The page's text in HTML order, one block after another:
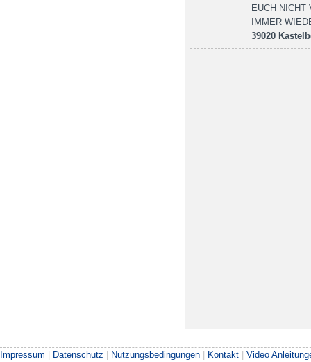
EUCH NICHT
IMMER
39020
Impressum | Datenschutz | Nutzungsbedingungen | Kontakt | Video